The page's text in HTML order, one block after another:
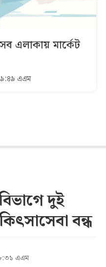
এলাকায় মার্কেট
এএম
দুই
বন্ধ
এএম